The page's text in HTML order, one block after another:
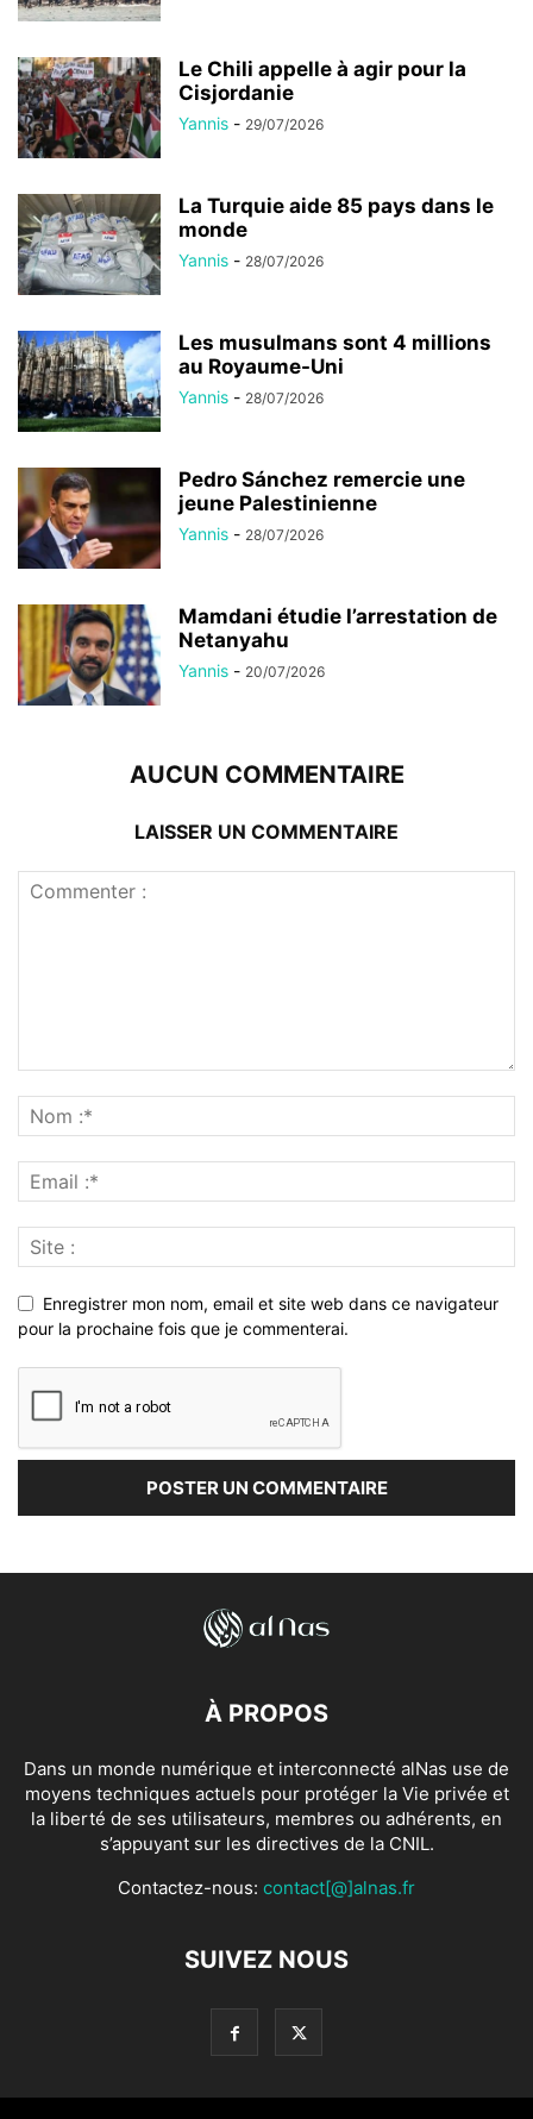
Le Chili appelle à agir pour la
Cisjordanie
Yannis - 29/07/2026
La Turquie aide 85 pays dans le
monde
Yannis - 28/07/2026
Les musulmans sont 4 millions
au Royaume-Uni
Yannis - 28/07/2026
Pedro Sánchez remercie une
jeune Palestinienne
Yannis - 28/07/2026
Mamdani étudie l’arrestation de
Netanyahu
Yannis - 20/07/2026
AUCUN COMMENTAIRE
LAISSER UN COMMENTAIRE
Enregistrer mon nom, email et site web dans ce navigateur
pour la prochaine fois que je commenterai.
À PROPOS
Dans un monde numérique et interconnecté alNas use de
moyens techniques actuels pour protéger la Vie privée et
la liberté de ses utilisateurs, membres ou adhérents, en
s’appuyant sur les directives de la CNIL.
Contactez-nous: contact[@]alnas.fr
SUIVEZ NOUS